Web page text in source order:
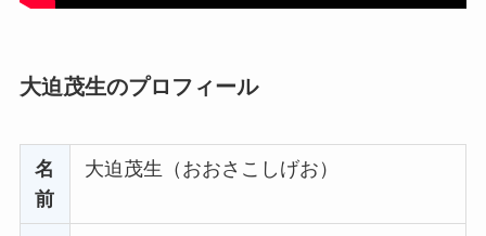
大迫茂生のプロフィール
名
前
大迫茂生（おおさこしげお）